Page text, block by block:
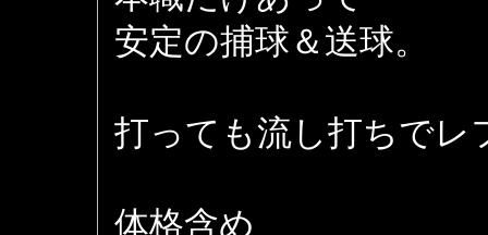
安定の捕球＆送球。
打っても流し打ちでレ
体格含め